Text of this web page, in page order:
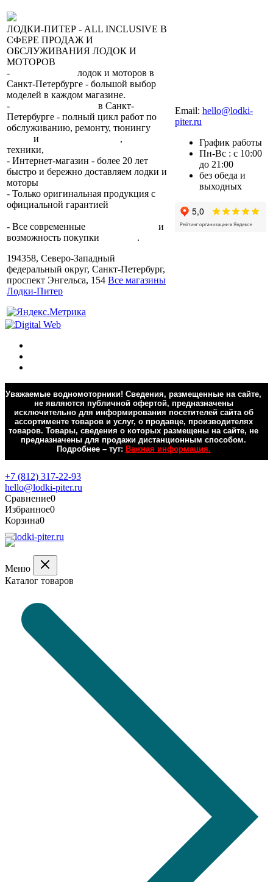
ЛОДКИ-ПИТЕР - ALL INCLUSIVE В
СФЕРЕ ПРОДАЖ И
ОБСЛУЖИВАНИЯ ЛОДОК И
МОТОРОВ
-
лодок и моторов в
Санкт-Петербурге - большой выбор
моделей в каждом магазине.
-
в Санкт-
Петербурге - полный цикл работ по
обслуживанию, ремонту, тюнингу
и ,
техники,
- Интернет-магазин - более 20 лет
быстро и бережно доставляем лодки и
моторы
- Только оригинальная продукция с
официальной гарантией
- Все современные
и
возможность покупки
.
194358, Северо-Западный
федеральный округ, Санкт-Петербург,
проспект Энгельса, 154 Все магазины
Лодки-Питер
Email: hello@lodki-
piter.ru
График работы
Пн-Вс : с 10:00
до 21:00
без обеда и
выходных
Уважаемые водномоторники! Сведения, размещенные на сайте,
не являются публичной офертой, предназначены
исключительно для информирования посетителей сайта об
ассортименте товаров и услуг, о продавце, производителях
товаров. Товары, сведения о которых размещены на сайте, не
предназначены для продажи дистанционным способом.
Подробнее – тут: Важная информация.
+7 (812) 317-22-93
hello@lodki-piter.ru
Сравнение0
Избранное0
Корзина0
Меню
Каталог товаров